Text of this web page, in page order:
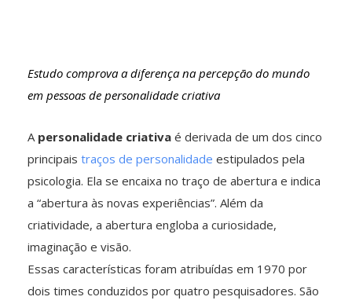
Estudo comprova a diferença na percepção do mundo
em pessoas de personalidade criativa
A personalidade criativa é derivada de um dos cinco
principais traços de personalidade estipulados pela
psicologia. Ela se encaixa no traço de abertura e indica
a “abertura às novas experiências”. Além da
criatividade, a abertura engloba a curiosidade,
imaginação e visão.
Essas características foram atribuídas em 1970 por
dois times conduzidos por quatro pesquisadores. São